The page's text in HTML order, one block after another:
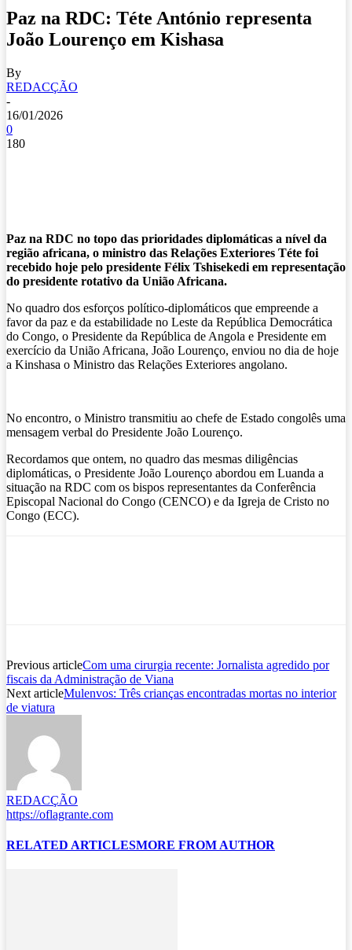
Paz na RDC: Téte António representa
João Lourenço em Kishasa
By
REDACÇÃO
-
16/01/2026
0
180
Paz na RDC no topo das prioridades diplomáticas a nível da
região africana, o ministro das Relações Exteriores Téte foi
recebido hoje pelo presidente Félix Tshisekedi em representação
do presidente rotativo da União Africana.
No quadro dos esforços político-diplomáticos que empreende a
favor da paz e da estabilidade no Leste da República Democrática
do Congo, o Presidente da República de Angola e Presidente em
exercício da União Africana, João Lourenço, enviou no dia de hoje
a Kinshasa o Ministro das Relações Exteriores angolano.
No encontro, o Ministro transmitiu ao chefe de Estado congolês uma
mensagem verbal do Presidente João Lourenço.
Recordamos que ontem, no quadro das mesmas diligências
diplomáticas, o Presidente João Lourenço abordou em Luanda a
situação na RDC com os bispos representantes da Conferência
Episcopal Nacional do Congo (CENCO) e da Igreja de Cristo no
Congo (ECC).
Previous articleCom uma cirurgia recente: Jornalista agredido por
fiscais da Administração de Viana
Next articleMulenvos: Três crianças encontradas mortas no interior
de viatura
REDACÇÃO
https://oflagrante.com
RELATED ARTICLESMORE FROM AUTHOR